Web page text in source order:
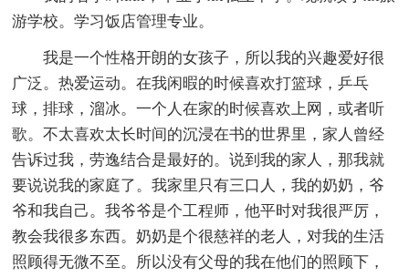
游学校。学习饭店管理专业。
我是一个性格开朗的女孩子，所以我的兴趣爱好很
广泛。热爱运动。在我闲暇的时候喜欢打篮球，乒乓
球，排球，溜冰。一个人在家的时候喜欢上网，或者听
歌。不太喜欢太长时间的沉浸在书的世界里，家人曾经
告诉过我，劳逸结合是最好的。说到我的家人，那我就
要说说我的家庭了。我家里只有三口人，我的奶奶，爷
爷和我自己。我爷爷是个工程师，他平时对我很严厉，
教会我很多东西。奶奶是个很慈祥的老人，对我的生活
照顾得无微不至。所以没有父母的我在他们的照顾下，